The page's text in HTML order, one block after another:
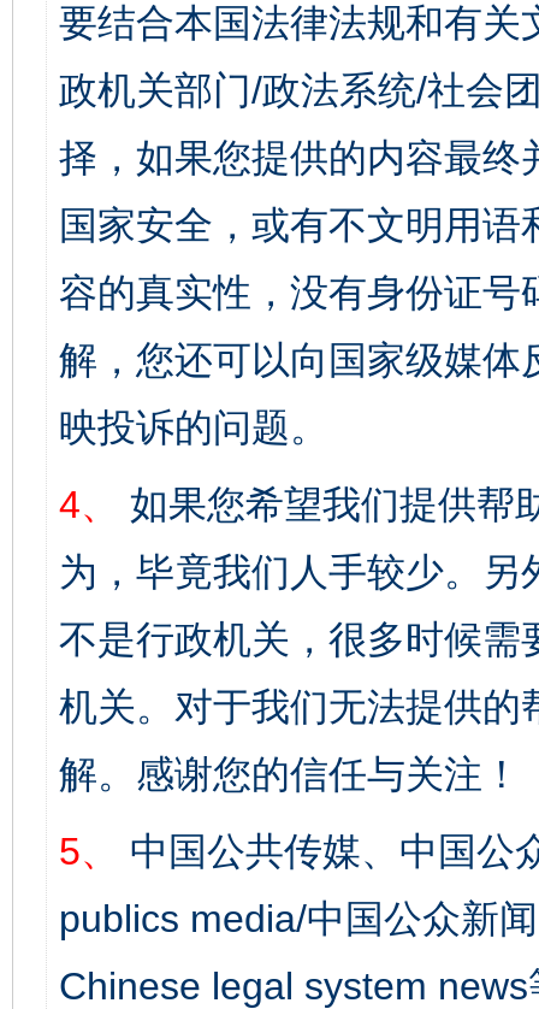
要结合本国法律法规和有关
政机关部门/政法系统/社会
择，如果您提供的内容最
国家安全，或有不文明用
容的真实性，没有身份证
解，您还可以向国家级媒
映投诉的问题。
4、
如果您希望我们提供帮
为，毕竟我们人手较少。
不是行政机关，很多时候
机关。对于我们无法提供
解。感谢您的信任与关注！
5、
中国公共传媒、中国公
publics media/中国公众新
Chinese legal system